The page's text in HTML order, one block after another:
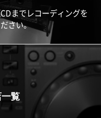
までレコーディングを
さい。
覧